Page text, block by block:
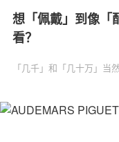
想「佩戴」到像
看？
「几千」和「几十万」当